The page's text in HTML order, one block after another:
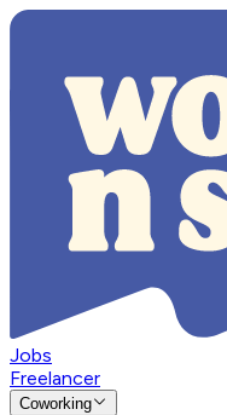
Jobs
Freelancer
Coworking